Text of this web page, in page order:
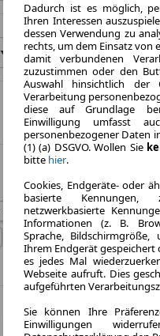
Dadurch ist es möglich,
Ihren Interessen
dessen Verwendung zu
rechts, um dem Einsatz
damit verbundenen
zuzustimmen oder den
Auswahl hinsichtlich
Verarbeitung
diese auf Grundlage
Einwilligung umfasst
personenbezogener Daten
(1) (a) DSGVO. Wollen Sie
bitte hier.
Cookies, Endgeräte- oder
basierte Kennungen,
netzwerkbasierte
Informationen (z. B.
Sprache,
Ihrem Endgerät
es jedes Mal
Webseite aufruft. Dies
aufgeführten
Sie können Ihre
Einwilligungen